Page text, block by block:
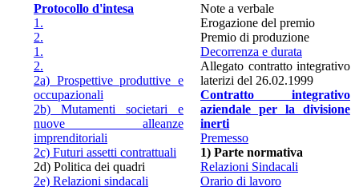
Protocollo d'intesa
1.
2.
1.
2.
2a) Prospettive produttive e
occupazionali
2b) Mutamenti societari e
nuove alleanze
imprenditoriali
2c) Futuri assetti contrattuali
2d) Politica dei quadri
2e) Relazioni sindacali
Note a verbale
Erogazione del premio
Premio di produzione
Decorrenza e durata
Allegato contratto integrativo
laterizi del 26.02.1999
Contratto integrativo
aziendale per la divisione
inerti
Premesso
1) Parte normativa
Relazioni Sindacali
Orario di lavoro